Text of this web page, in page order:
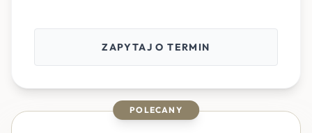
ZAPYTAJ O TERMIN
POLECANY